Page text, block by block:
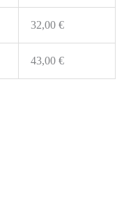
32,00 €
43,00 €